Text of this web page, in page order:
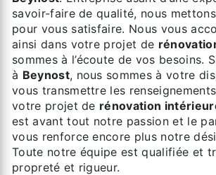
savoir-faire de qualité, nous
pour vous satisfaire. Nous vous
ainsi dans votre projet de
sommes à l’écoute de vos besoins.
à Beynost, nous sommes à votre
vous transmettre les
votre projet de rénovation
est avant tout notre passion et le
vous renforce encore plus notre
Toute notre équipe est qualifiée et
propreté et rigueur.